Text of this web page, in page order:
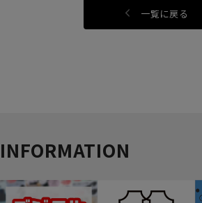
一覧に戻る
INFORMATION